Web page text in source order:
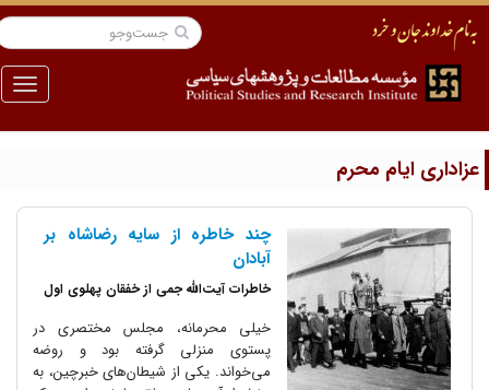
منو
ایام محرم
چند خاطره از سایه رضاشاه بر
آبادان
خاطرات آیت‌الله جمی از خفقان پهلوی اول
خیلی محرمانه، مجلس مختصری در
پستوی منزلی گرفته بود و روضه
می‌خواند. یکی از شیطان‌های خبرچین، به